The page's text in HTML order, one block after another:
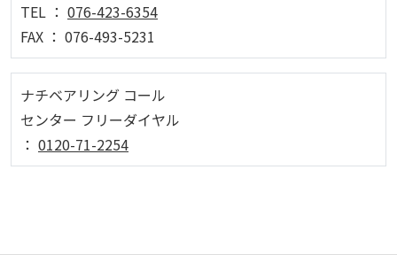
TEL ： 076-423-6354
FAX ： 076-493-5231
ナチベアリング コール
センター フリーダイヤル
： 0120-71-2254